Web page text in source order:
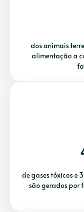
dos animais
alimentação a
de gases tóxicos e
são gerados por